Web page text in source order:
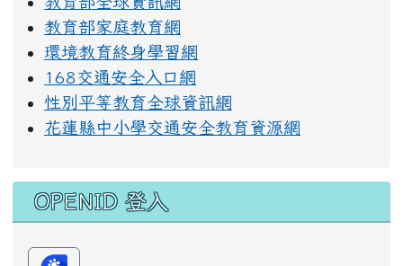
教育部家庭教育網
環境教育終身學習網
168交通安全入口網
性別平等教育全球資訊網
花蓮縣中小學交通安全教育資源網
OPENID 登入